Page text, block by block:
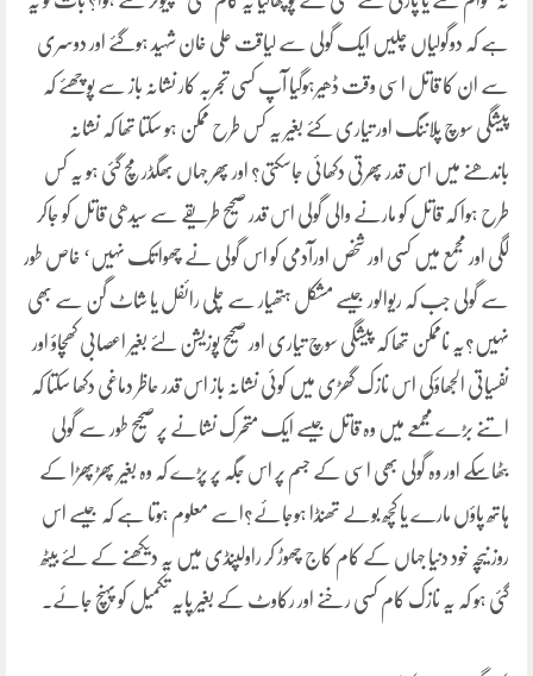
ہے کہ دوگولیاں چلیں ایک گولی سے لیاقت علی خان شہید ہوگئے اور دوسری
سے ان کا قاتل اسی وقت ڈھیرہوگیا آپ کسی تجربہ کار نشانہ باز سے پوچھئے کہ
پیشگی سوچ پلاننگ اور تیاری کئے بغیر یہ کس طرح ممکن ہو سکتا تھا کہ نشانہ
باندھنے میں اس قدر پھرتی دکھائی جاسکتی؟ اور پھر جہاں بھگڈرمچ گئی ہو یہ کس
طرح ہوا کہ قاتل کو مارنے والی گولی اس قدر صحیح طریقے سے سیدھی قاتل کو جاکر
لگی اور مجمع میں کسی اور شخص اورآدمی کو اس گولی نے چھوا تک نہیں‘ خاص طور
سے گولی جب کہ ریوالور جیسے مشکل ہتھیار سے چلی رائفل یا شاٹ گن سے بھی
نہیں؟یہ ناممکن تھا کہ پیشگی سوچ تیاری اور صحیح پوزیشن لئے بغیر اعصابی کھچاؤ اور
نفسیاتی الجھاؤکی اس نازک گھڑی میں کوئی نشانہ باز اس قدر حاظر دماغی دکھا سکتا کہ
اتنے بڑے مجمعے میں وہ قاتل جیسے ایک متحرک نشانے پر صحیح طور سے گولی
بٹھاسکے اور وہ گولی بھی اسی کے جسم پر اس جگہ پر پڑے کہ وہ بغیر پھڑپھڑا کے
ہاتھ پاؤں مارے یا کچھ بولے تھنڈا ہوجائے؟اسے معلوم ہوتا ہے کہ جیسے اس
روز نیچہ خود دنیا جہاں کے کام کاج چھوڑ کر راولپنڈی میں یہ دیکھنے کے لئے بیٹھ
گئی ہو کہ یہ نازک کام کسی رخنے اور رکاوٹ کے بغیر پایہ تکمیل کو پہنچ جائے۔